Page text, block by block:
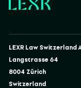
LEXR Law Switzerland
Langstrasse 64
8004 Zürich
Switzerland